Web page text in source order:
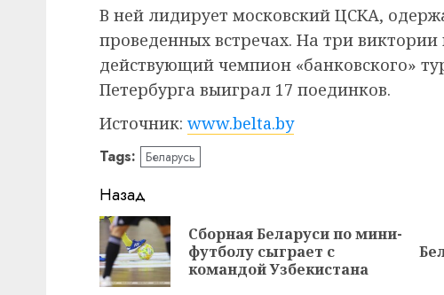
В ней лидирует московский ЦСКА,
проведенных встречах. На три
действующий чемпион «банковского»
Петербурга выиграл 17 поединков.
Источник: www.belta.by
Tags: Беларусь
Навигация
записи
Назад
Сборная Беларуси по мини-
футболу сыграет с
командой Узбекистана